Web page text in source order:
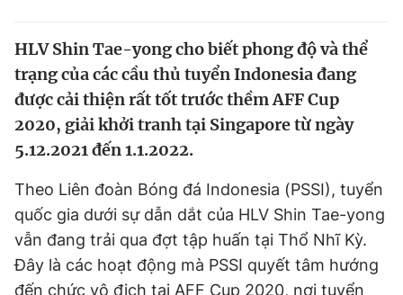
Video Magazine
Sản phẩm khác
Thông tin tòa soạn Liên hệ quảng cáo
HLV Shin Tae-yong cho biết phong độ và thể
trạng của các cầu thủ tuyển Indonesia đang
được cải thiện rất tốt trước thềm AFF Cup
2020, giải khởi tranh tại Singapore từ ngày
5.12.2021 đến 1.1.2022.
Theo Liên đoàn Bóng đá Indonesia (PSSI), tuyển
quốc gia dưới sự dẫn dắt của HLV Shin Tae-yong
vẫn đang trải qua đợt tập huấn tại Thổ Nhĩ Kỳ.
Đây là các hoạt động mà PSSI quyết tâm hướng
đến chức vô địch tại AFF Cup 2020, nơi tuyển